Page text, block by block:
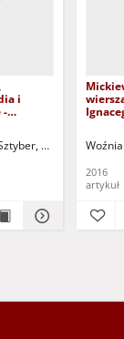
i
-
Radosław - red.
poems
2016
artykuł